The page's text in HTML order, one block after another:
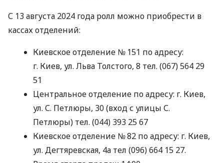
С 13 августа 2024 года ролл можно приобрести в
кассах отделений:
Киевское отделение № 151 по адресу:
г. Киев, ул. Льва Толстого, 8 тел. (067) 564 29
51
Центральное отделение по адресу: г. Киев,
ул. С. Петлюры, 30 (вход с улицы С.
Петлюры) тел. (044) 393 25 67
Киевское отделение № 82 по адресу: г. Киев,
ул. Дегтяревская, 4а тел (096) 664 15 27.